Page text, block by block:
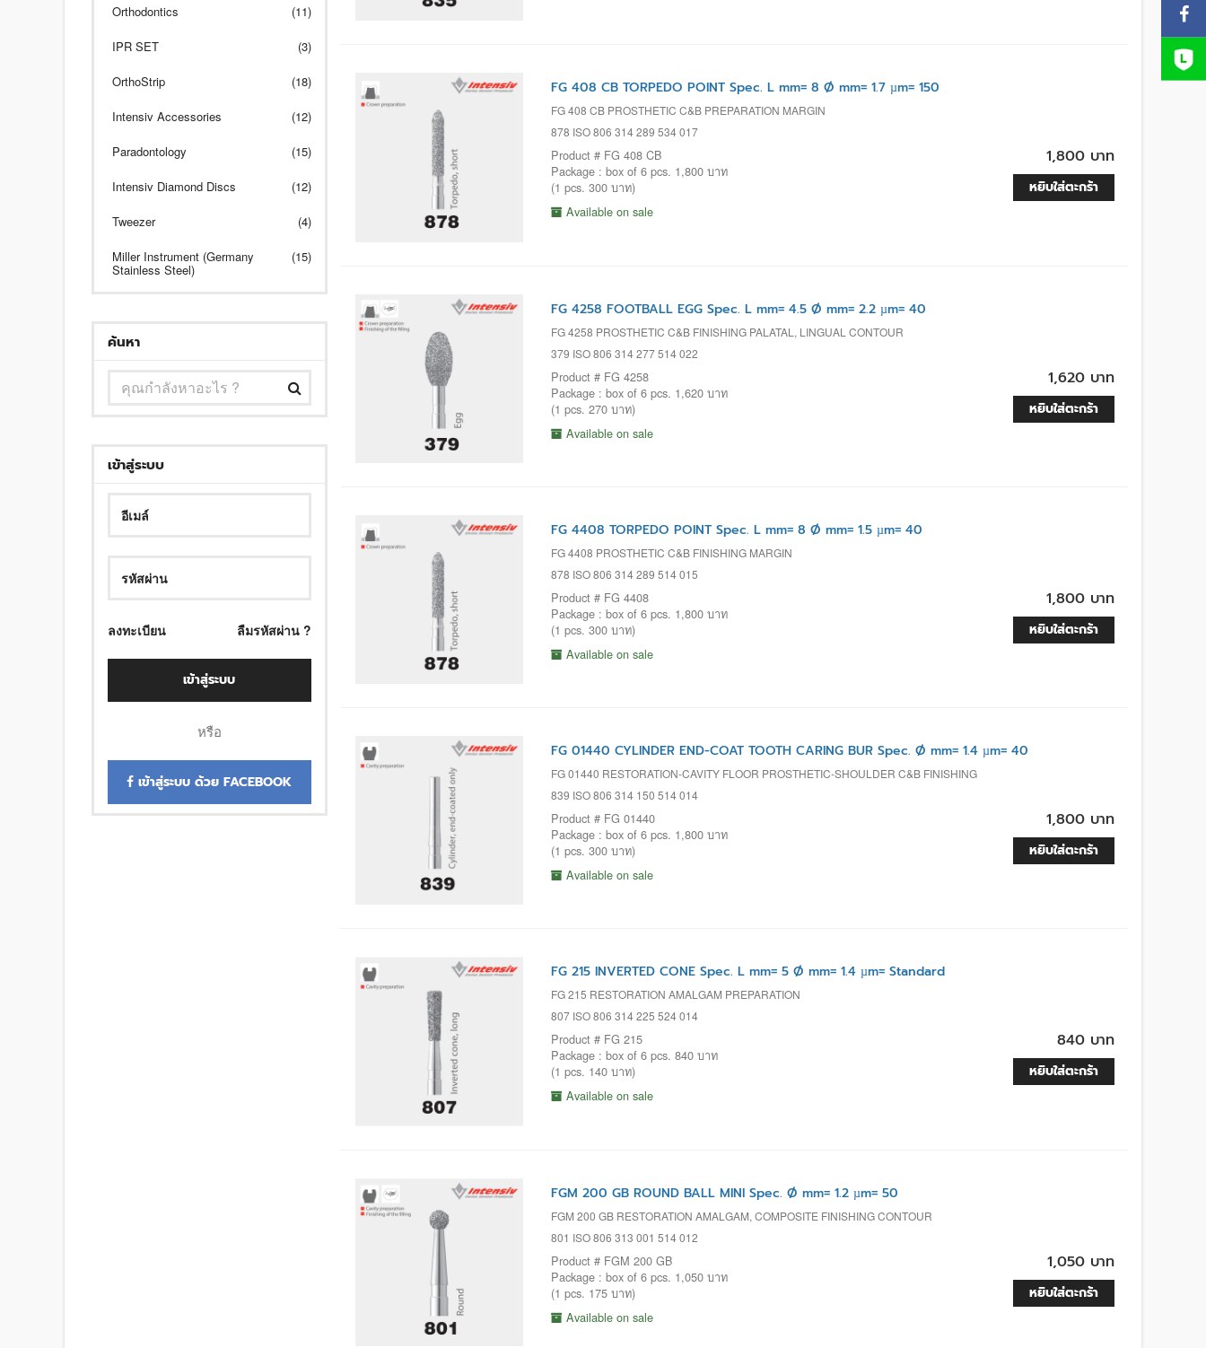
Orthodontics (11)
IPR SET (3)
OrthoStrip (18)
Intensiv Accessories (12)
Paradontology (15)
Intensiv Diamond Discs (12)
Tweezer (4)
Miller Instrument (Germany
Stainless Steel)
(15)
ค้นหา
เข้าสู่ระบบ
ลงทะเบียน ลืมรหัสผ่าน ?
เข้าสู่ระบบ
หรือ
เข้าสู่ระบบ ด้วย FACEBOOK
FG 408 CB TORPEDO POINT Spec. L mm= 8 Ø mm= 1.7 µm= 150
FG 408 CB PROSTHETIC C&B PREPARATION MARGIN
878 ISO 806 314 289 534 017
Product # FG 408 CB
Package : box of 6 pcs. 1,800 บาท
(1 pcs. 300 บาท)
Available on sale
1,800 บาท
หยิบใส่ตะกร้า
FG 4258 FOOTBALL EGG Spec. L mm= 4.5 Ø mm= 2.2 µm= 40
FG 4258 PROSTHETIC C&B FINISHING PALATAL, LINGUAL CONTOUR
379 ISO 806 314 277 514 022
Product # FG 4258
Package : box of 6 pcs. 1,620 บาท
(1 pcs. 270 บาท)
Available on sale
1,620 บาท
หยิบใส่ตะกร้า
FG 4408 TORPEDO POINT Spec. L mm= 8 Ø mm= 1.5 µm= 40
FG 4408 PROSTHETIC C&B FINISHING MARGIN
878 ISO 806 314 289 514 015
Product # FG 4408
Package : box of 6 pcs. 1,800 บาท
(1 pcs. 300 บาท)
Available on sale
1,800 บาท
หยิบใส่ตะกร้า
FG 01440 CYLINDER END-COAT TOOTH CARING BUR Spec. Ø mm= 1.4 µm= 40
FG 01440 RESTORATION-CAVITY FLOOR PROSTHETIC-SHOULDER C&B FINISHING
839 ISO 806 314 150 514 014
Product # FG 01440
Package : box of 6 pcs. 1,800 บาท
(1 pcs. 300 บาท)
Available on sale
1,800 บาท
หยิบใส่ตะกร้า
FG 215 INVERTED CONE Spec. L mm= 5 Ø mm= 1.4 µm= Standard
FG 215 RESTORATION AMALGAM PREPARATION
807 ISO 806 314 225 524 014
Product # FG 215
Package : box of 6 pcs. 840 บาท
(1 pcs. 140 บาท)
Available on sale
840 บาท
หยิบใส่ตะกร้า
FGM 200 GB ROUND BALL MINI Spec. Ø mm= 1.2 µm= 50
FGM 200 GB RESTORATION AMALGAM, COMPOSITE FINISHING CONTOUR
801 ISO 806 313 001 514 012
Product # FGM 200 GB
Package : box of 6 pcs. 1,050 บาท
(1 pcs. 175 บาท)
Available on sale
1,050 บาท
หยิบใส่ตะกร้า